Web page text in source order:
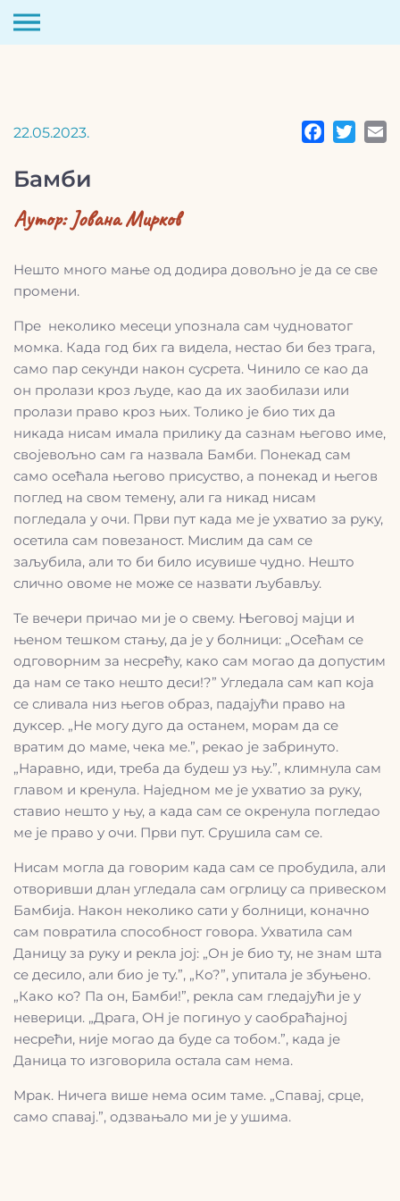
22.05.2023.
Бамби
Аутор:Јована Мирков
Нешто много мање од додира довољно је да се све
промени.
Пре неколико месеци упознала сам чудноватог
момка. Када год бих га видела, нестао би без трага,
само пар секунди након сусрета. Чинило се као да
он пролази кроз људе, као да их заобилази или
пролази право кроз њих. Толико је био тих да
никада нисам имала прилику да сазнам његово име,
својевољно сам га назвала Бамби. Понекад сам
само осећала његово присуство, а понекад и његов
поглед на свом темену, али га никад нисам
погледала у очи. Први пут када ме је ухватио за руку,
осетила сам повезаност. Мислим да сам се
заљубила, али то би било исувише чудно. Нешто
слично овоме не може се назвати љубављу.
Те вечери причао ми је о свему. Његовој мајци и
њеном тешком стању, да је у болници: „Осећам се
одговорним за несрећу, како сам могао да допустим
да нам се тако нешто деси!?” Угледала сам кап која
се сливала низ његов образ, падајући право на
дуксер. „Не могу дуго да останем, морам да се
вратим до маме, чека ме.”, рекао је забринуто.
„Наравно, иди, треба да будеш уз њу.”, климнула сам
главом и кренула. Наједном ме је ухватио за руку,
ставио нешто у њу, а када сам се окренула погледао
ме је право у очи. Први пут. Срушила сам се.
Нисам могла да говорим када сам се пробудила, али
отворивши длан угледала сам огрлицу са привеском
Бамбија. Након неколико сати у болници, коначно
сам повратила способност говора. Ухватила сам
Даницу за руку и рекла јој: „Он је био ту, не знам шта
се десило, али био је ту.”, „Ко?”, упитала је збуњено.
„Како ко? Па он, Бамби!”, рекла сам гледајући је у
неверици. „Драга, ОН је погинуо у саобраћајној
несрећи, није могао да буде са тобом.”, када је
Даница то изговорила остала сам нема.
Мрак. Ничега више нема осим таме. „Спавај, срце,
само спавај.”, одзвањало ми је у ушима.